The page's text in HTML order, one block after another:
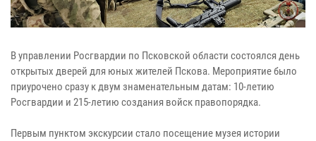
В управлении Росгвардии по Псковской области состоялся день
открытых дверей для юных жителей Пскова. Мероприятие было
приурочено сразу к двум знаменательным датам: 10-летию
Росгвардии и 215-летию создания войск правопорядка.
Первым пунктом экскурсии стало посещение музея истории